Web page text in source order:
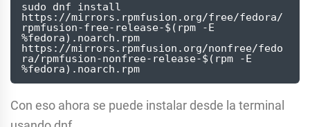
sudo dnf install
https://mirrors.rpmfusion.org/free/fedora/
rpmfusion-free-release-$(rpm -E
%fedora).noarch.rpm
https://mirrors.rpmfusion.org/nonfree/fedo
ra/rpmfusion-nonfree-release-$(rpm -E
%fedora).noarch.rpm
Con eso ahora se puede instalar desde la terminal